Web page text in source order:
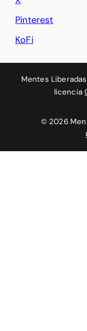
Pinterest
KoFi
Mentes Liberadas
licencia
© 2026